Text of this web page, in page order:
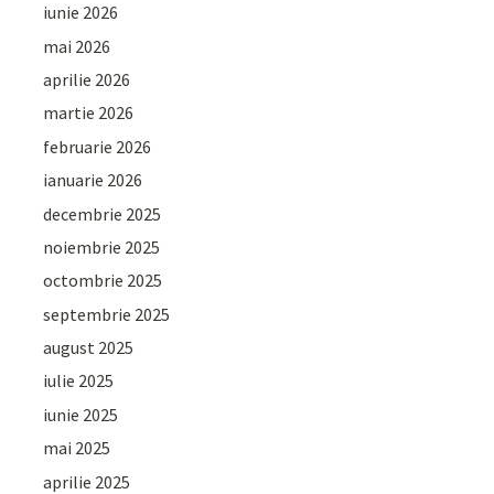
iunie 2026
mai 2026
aprilie 2026
martie 2026
februarie 2026
ianuarie 2026
decembrie 2025
noiembrie 2025
octombrie 2025
septembrie 2025
august 2025
iulie 2025
iunie 2025
mai 2025
aprilie 2025